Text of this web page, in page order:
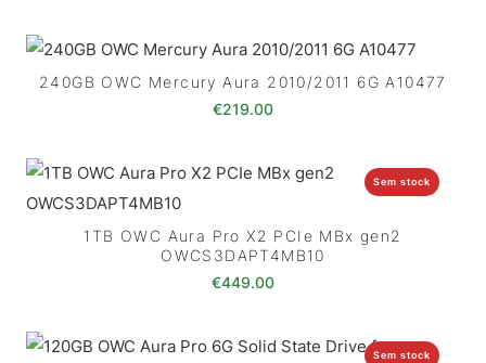
240GB OWC Mercury Aura 2010/2011 6G A10477
€219.00
Sem stock
1TB OWC Aura Pro X2 PCIe MBx gen2
OWCS3DAPT4MB10
€449.00
Sem stock